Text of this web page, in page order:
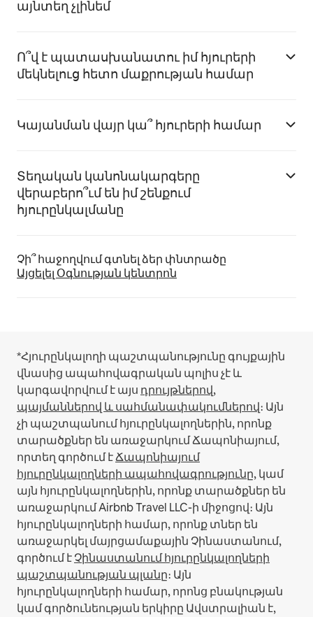
այնտեղ չլինեմ
Ո՞վ է պատասխանատու իմ հյուրերի
մեկնելուց հետո մաքրության համար
Կայանման վայր կա՞ հյուրերի համար
Տեղական կանոնակարգերը
վերաբերո՞ւմ են իմ շենքում
հյուրընկալմանը
Չի՞ հաջողվում գտնել ձեր փնտրածը
Այցելել Օգնության կենտրոն
*Հյուրընկալողի պաշտպանությունը գույքային
վնասից ապահովագրական պոլիս չէ և
կարգավորվում է այս դրույթներով,
պայմաններով և սահմանափակումներով։ Այն
չի պաշտպանում հյուրընկալողներին, որոնք
տարածքներ են առաջարկում Ճապոնիայում,
որտեղ գործում էՃապոնիայում
հյուրընկալողների ապահովագրությունը, կամ
այն հյուրընկալողներին, որոնք տարածքներ են
առաջարկում Airbnb Travel LLC-ի միջոցով։ Այն
հյուրընկալողների համար, որոնք տներ են
առաջարկել մայրցամաքային Չինաստանում,
գործում էՉինաստանում հյուրընկալողների
պաշտպանության պլանը։ Այն
հյուրընկալողների համար, որոնց բնակության
կամ գործունեության երկիրը Ավստրալիան է,